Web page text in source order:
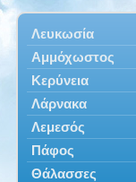
Λευκωσία
Αμμόχωστος
Κερύνεια
Λάρνακα
Λεμεσός
Πάφος
Θάλασσες